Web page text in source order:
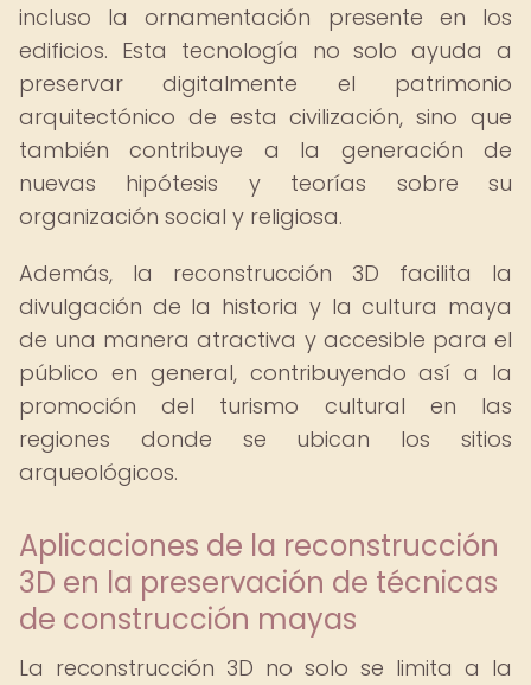
incluso la ornamentación presente en los
edificios. Esta tecnología no solo ayuda a
preservar digitalmente el patrimonio
arquitectónico de esta civilización, sino que
también contribuye a la generación de
nuevas hipótesis y teorías sobre su
organización social y religiosa.
Además, la reconstrucción 3D facilita la
divulgación de la historia y la cultura maya
de una manera atractiva y accesible para el
público en general, contribuyendo así a la
promoción del turismo cultural en las
regiones donde se ubican los sitios
arqueológicos.
Aplicaciones de la reconstrucción
3D en la preservación de técnicas
de construcción mayas
La reconstrucción 3D no solo se limita a la